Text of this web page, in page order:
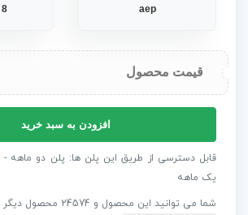
aep 8 دی 1401
قیمت محصول
تبلیغ
سریع
افزودن به سبد خرید
قابل دسترسی از طریق این پلن ها: پلن دو ماهه
یک ماهه
شما می توانید این محصول و 24574 محصول دیگر را با کمترین قیمت و